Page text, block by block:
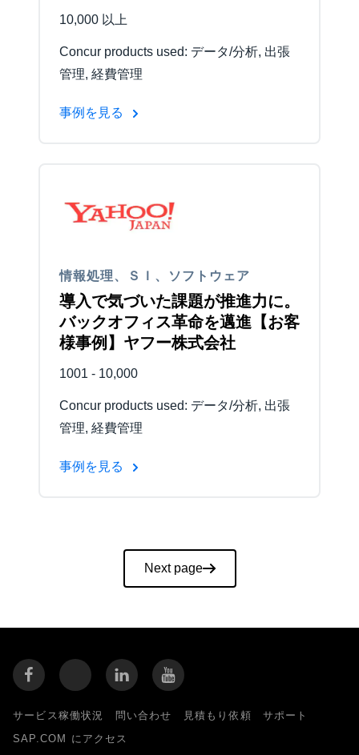
10,000 以上
Concur products used: データ/分析, 出張
管理, 経費管理
事例を見る
情報処理、ＳＩ、ソフトウェア
導入で気づいた課題が推進力に。
バックオフィス革命を邁進【お客
様事例】ヤフー株式会社
1001 - 10,000
Concur products used: データ/分析, 出張
管理, 経費管理
事例を見る
Next page
サービス稼働状況 問い合わせ 見積もり依頼
サポート
SAP.COM にアクセス